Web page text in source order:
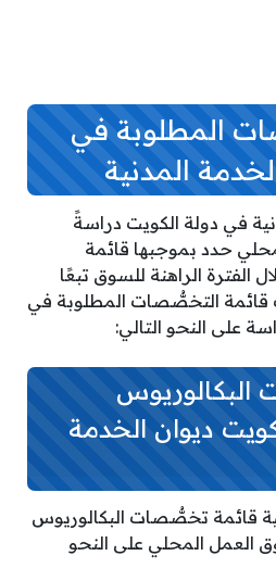
المطلوبة في
المدنية
في دولة الكويت دراسةً
حدد بموجبها قائمة
الراهنة للسوق تبعًا
قائمة التخصُّصات المطلوبة في
على النحو التالي:
ديوان الخدمة
قائمة تخصُّصات البكالوريوس
العمل المحلي على النحو